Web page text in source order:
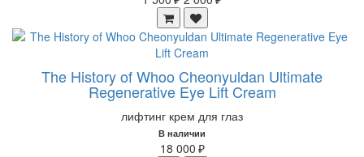
The History of Whoo Cheonyuldan Ultimate
Regenerative Eye Lift Cream
лифтинг крем для глаз
В наличии
18 000 ₽